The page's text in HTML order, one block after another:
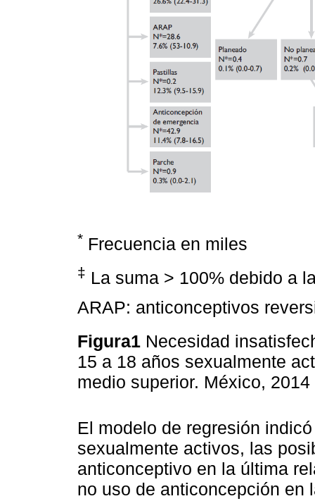
* Frecuencia en miles
‡ La suma > 100% debido a
ARAP: anticonceptivos
Figura1 Necesidad
15 a 18 años sexualmente
medio superior. México, 2014
El modelo de regresión
sexualmente activos, las
anticonceptivo en la última
no uso de anticoncepción en